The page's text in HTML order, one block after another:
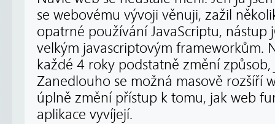
se webovému vývoji věnuji, zažil
opatrné používání JavaScriptu, nástup
velkým javascriptovým frameworkům.
každé 4 roky podstatně změní způsob,
Zanedlouho se možná masově rozšíří
úplně změní přístup k tomu, jak web
aplikace vyvíjejí.